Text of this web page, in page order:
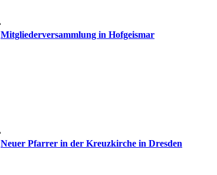
Mitgliederversammlung in Hofgeismar
Neuer Pfarrer in der Kreuzkirche in Dresden